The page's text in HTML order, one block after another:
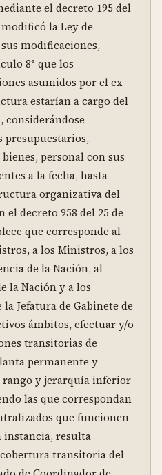
el decreto 195 del
modificó la Ley de
modificaciones,
8° que los
asumidos por el ex
estarían a cargo del
considerándose
presupuestarios,
personal con sus
a la fecha, hasta
organizativa del
decreto 958 del 25 de
que corresponde al
a los Ministros, a los
de la Nación, al
la Nación y a los
Jefatura de Gabinete de
ámbitos, efectuar y/o
transitorias de
permanente y
rango y jerarquía inferior
las que correspondan
que funcionen
instancia, resulta
transitoria del